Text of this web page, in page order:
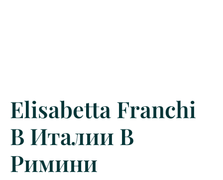
Elisabetta Franchi
В Италии В
Римини